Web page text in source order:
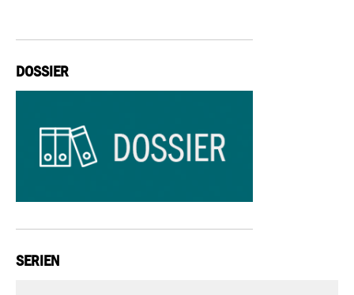
DOSSIER
SERIEN